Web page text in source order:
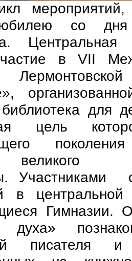
юбилею со
Центральная
в VII
библиотека для
цель
великого
Участниками
в центральной
Гимназии.
духа»